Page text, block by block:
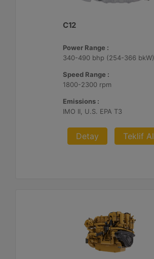
C12
Power Range :
340-490 bhp (254-366 bkW)
Speed Range :
1800-2300 rpm
Emissions :
IMO II, U.S. EPA T3
Detay Teklif Al